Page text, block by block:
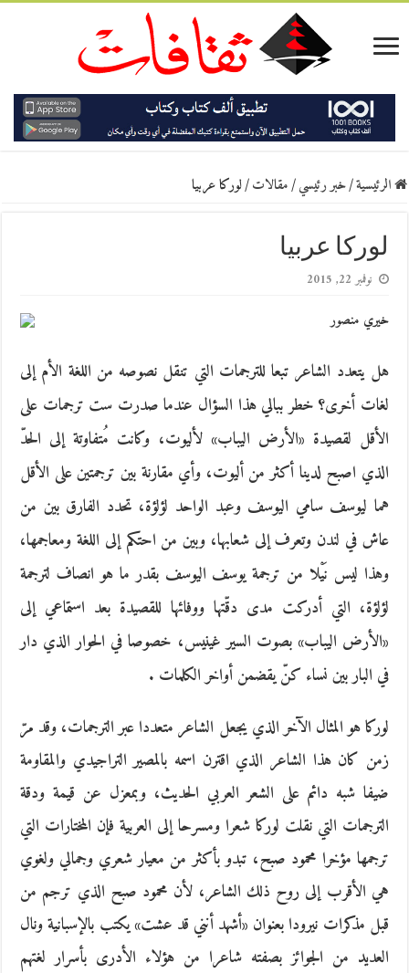
الرئيسية/خبر رئيسي/مقالات/لوركا عربيا
لوركا عربيا
نوفمبر 22, 2015
خيري منصور
هل يتعدد الشاعر تبعا للترجمات التي تنقل نصوصه من اللغة الأم إلى
لغات أخرى؟ خطر ببالي هذا السؤال عندما صدرت ست ترجمات على
الأقل لقصيدة «الأرض اليباب» لأليوت، وكانت مُتفاوتة إلى الحدّ
الذي اصبح لدينا أكثر من أليوت، وأي مقارنة بين ترجمتين على الأقل
هما ليوسف سامي اليوسف وعبد الواحد لؤلؤة، تحدد الفارق بين من
عاش في لندن وتعرف إلى شعابها، وبين من احتكم إلى اللغة ومعاجمها،
وهذا ليس نَيْلا من ترجمة يوسف اليوسف بقدر ما هو انصاف لترجمة
لؤلؤة، التي أدركت مدى دقّتها ووفائها للقصيدة بعد استماعي إلى
«الأرض اليباب» بصوت السير غينيس، خصوصا في الحوار الذي دار
في البار بين نساء كنّ يقضمن أواخر الكلمات .
لوركا هو المثال الآخر الذي يجعل الشاعر متعددا عبر الترجمات، وقد مرّ
زمن كان هذا الشاعر الذي اقترن اسمه بالمصير التراجيدي والمقاومة
ضيفا شبه دائم على الشعر العربي الحديث، وبمعزل عن قيمة ودقة
الترجمات التي نقلت لوركا شعرا ومسرحا إلى العربية فإن المختارات التي
ترجمها مؤخرا محمود صبح، تبدو بأكثر من معيار شعري وجمالي ولغوي
هي الأقرب إلى روح ذلك الشاعر، لأن محمود صبح الذي ترجم من
قبل مذكرات نيرودا بعنوان «أشهد أنني قد عشت» يكتب بالإسبانية ونال
العديد من الجوائز بصفته شاعرا من هؤلاء الأدرى بأسرار لغتهم